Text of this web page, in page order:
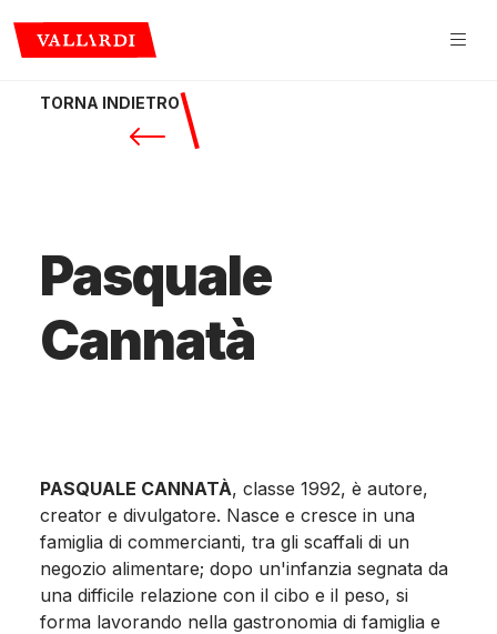
TORNA INDIETRO
Pasquale
Cannatà
PASQUALE CANNATÀ, classe 1992, è autore,
creator e divulgatore. Nasce e cresce in una
famiglia di commercianti, tra gli scaffali di un
negozio alimentare; dopo un'infanzia segnata da
una difficile relazione con il cibo e il peso, si
forma lavorando nella gastronomia di famiglia e